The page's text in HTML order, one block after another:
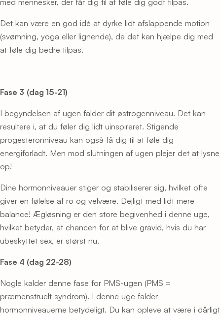
Det kan være en god idé at dyrke lidt afslappende motion
(svømning, yoga eller lignende), da det kan hjælpe dig med
at føle dig bedre tilpas.
Fase 3 (dag 15-21)
I begyndelsen af ugen falder dit østrogenniveau. Det kan
resultere i, at du føler dig lidt uinspireret. Stigende
progesteronniveau kan også få dig til at føle dig
energiforladt. Men mod slutningen af ugen plejer det at lysne
op!
Dine hormonniveauer stiger og stabiliserer sig, hvilket ofte
giver en følelse af ro og velvære. Dejligt med lidt mere
balance! Ægløsning er den store begivenhed i denne uge,
hvilket betyder, at chancen for at blive gravid, hvis du har
ubeskyttet sex, er størst nu.
Fase 4 (dag 22-28)
Nogle kalder denne fase for PMS-ugen (PMS =
præmenstruelt syndrom). I denne uge falder
hormonniveauerne betydeligt. Du kan opleve at være i dårligt